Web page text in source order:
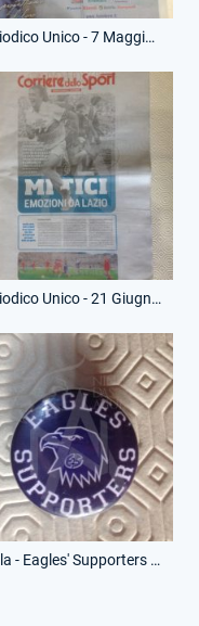
Periodico Unico - 7 Maggio 2017 - Corriere dello Sport Prepartita - Lazio-Sampdoria
Periodico Unico - 21 Giugno 2017 - Supplemento Corriere dello Sport - 30 Anni Lazio-L.R.Vicenza
Spilla - Eagles' Supporters - Riproduzione Moderna